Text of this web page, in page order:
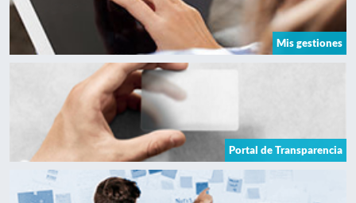
Mis gestiones
Portal de Transparencia